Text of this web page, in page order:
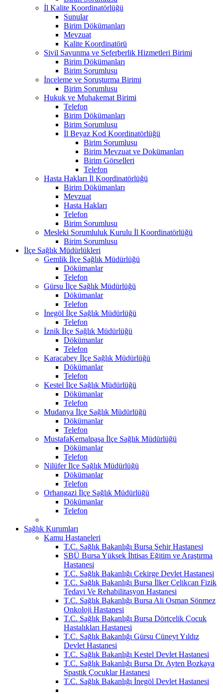
İl Kalite Koordinatörlüğü
Sunular
Birim Dökümanları
Mevzuat
Kalite Koordinatörü
Sivil Savunma ve Seferberlik Hizmetleri Birimi
Birim Dökümanları
Birim Sorumlusu
İnceleme ve Soruşturma Birimi
Birim Sorumlusu
Hukuk ve Muhakemat Birimi
Telefon
Birim Dökümanları
Birim Sorumlusu
İl Beyaz Kod Koordinatörlüğü
Birim Sorumlusu
Birim Mevzuat ve Dokümanları
Birim Görselleri
Telefon
Hasta Hakları İl Koordinatörlüğü
Birim Dökümanları
Mevzuat
Hasta Hakları
Telefon
Birim Sorumlusu
Mesleki Sorumluluk Kurulu İl Koordinatörlüğü
Birim Sorumlusu
İlçe Sağlık Müdürlükleri
Gemlik İlçe Sağlık Müdürlüğü
Dökümanlar
Telefon
Gürsu İlçe Sağlık Müdürlüğü
Dökümanlar
Telefon
İnegöl İlçe Sağlık Müdürlüğü
Telefon
İznik İlçe Sağlık Müdürlüğü
Dökümanlar
Telefon
Karacabey İlçe Sağlık Müdürlüğü
Dökümanlar
Telefon
Kestel İlçe Sağlık Müdürlüğü
Dökümanlar
Telefon
Mudanya İlçe Sağlık Müdürlüğü
Dökümanlar
Telefon
MustafaKemalpaşa İlçe Sağlık Müdürlüğü
Dökümanlar
Telefon
Nilüfer İlçe Sağlık Müdürlüğü
Dökümanlar
Telefon
Orhangazi İlçe Sağlık Müdürlüğü
Dökümanlar
Telefon
Sağlık Kurumları
Kamu Hastaneleri
T.C. Sağlık Bakanlığı Bursa Şehir Hastanesi
SBÜ Bursa Yüksek İhtisas Eğitim ve Araştırma
Hastanesi
T.C. Sağlık Bakanlığı Çekirge Devlet Hastanesi
T.C. Sağlık Bakanlığı Bursa İlker Çelikcan Fizik
Tedavi Ve Rehabilitasyon Hastanesi
T.C. Sağlık Bakanlığı Bursa Ali Osman Sönmez
Onkoloji Hastanesi
T.C. Sağlık Bakanlığı Bursa Dörtçelik Çocuk
Hastalıkları Hastanesi
T.C. Sağlık Bakanlığı Gürsu Cüneyt Yıldız
Devlet Hastanesi
T.C. Sağlık Bakanlığı Kestel Devlet Hastanesi
T.C. Sağlık Bakanlığı Bursa Dr. Ayten Bozkaya
Spastik Çocuklar Hastanesi
T.C. Sağlık Bakanlığı İnegöl Devlet Hastanesi